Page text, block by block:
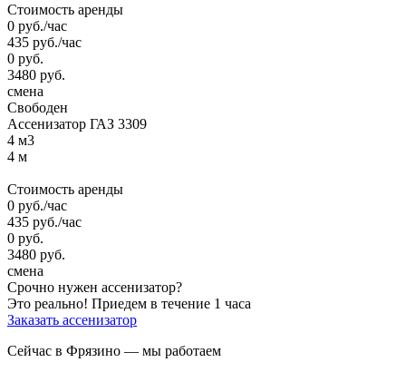
Стоимость аренды
0 руб./час
435 руб./час
0 руб.
3480 руб.
смена
Свободен
Ассенизатор ГАЗ 3309
4 м3
4 м
Стоимость аренды
0 руб./час
435 руб./час
0 руб.
3480 руб.
смена
Срочно нужен ассенизатор?
Это реально! Приедем в течение 1 часа
Заказать ассенизатор
Сейчас в Фрязино — мы работаем